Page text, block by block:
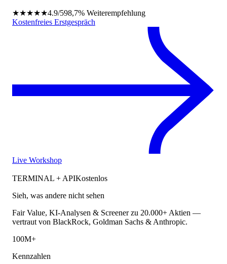
★★★★★4.9/598,7% Weiterempfehlung
Kostenfreies Erstgespräch
Live Workshop
TERMINAL + APIKostenlos
Sieh, was andere nicht sehen
Fair Value, KI-Analysen & Screener zu 20.000+ Aktien —
vertraut von BlackRock, Goldman Sachs & Anthropic.
100M+
Kennzahlen